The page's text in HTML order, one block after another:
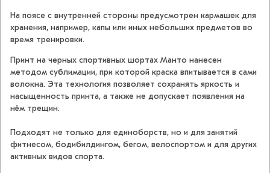
На поясе с внутренней стороны предусмотрен кармашек для
хранения, например, капы или иных небольших предметов во
время тренировки.
Принт на черных спортивных шортах Манто нанесен
методом сублимации, при которой краска впитывается в сами
волокна. Эта технология позволяет сохранять яркость и
насыщенность принта, а также не допускает появления на
нём трещин.
Подходят не только для единоборств, но и для занятий
фитнесом, бодибилдингом, бегом, велоспортом и для других
активных видов спорта.